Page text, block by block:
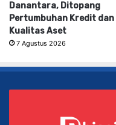
Danantara, Ditopang
Pertumbuhan Kredit dan
Kualitas Aset
7 Agustus 2026